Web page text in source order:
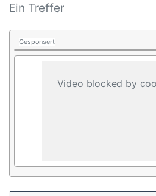
Ein Treffer
Gesponsert
Video blocked by